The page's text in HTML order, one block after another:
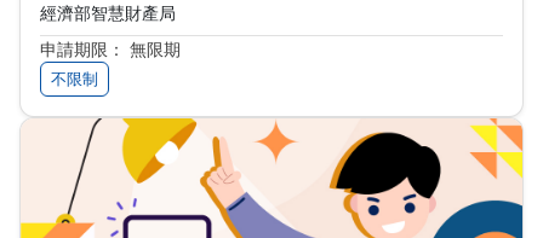
經濟部智慧財產局
申請期限： 無限期
不限制